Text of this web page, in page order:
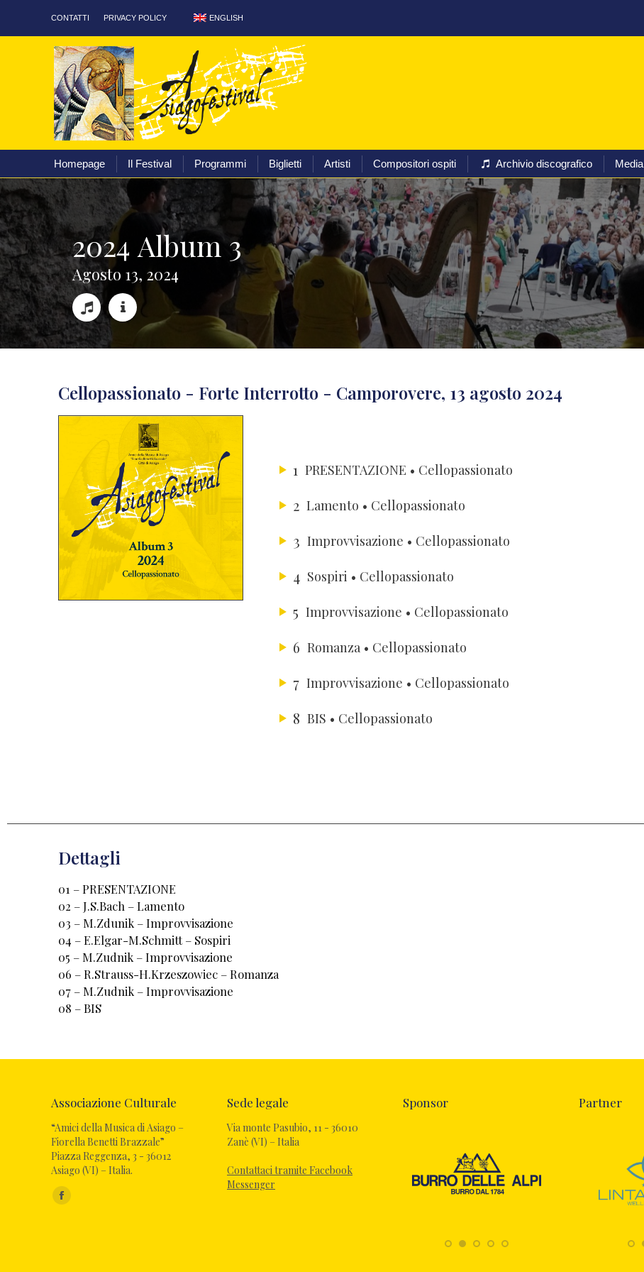
CONTATTI PRIVACY POLICY ENGLISH
Homepage Il Festival Programmi Biglietti Artisti Compositori ospiti Archivio discografico Media
2024 Album 3
Agosto 13, 2024
Cellopassionato - Forte Interrotto - Camporovere, 13 agosto 2024
1 PRESENTAZIONE • Cellopassionato
2 Lamento • Cellopassionato
3 Improvvisazione • Cellopassionato
4 Sospiri • Cellopassionato
5 Improvvisazione • Cellopassionato
6 Romanza • Cellopassionato
7 Improvvisazione • Cellopassionato
8 BIS • Cellopassionato
Dettagli
01 – PRESENTAZIONE
02 – J.S.Bach – Lamento
03 – M.Zdunik – Improvvisazione
04 – E.Elgar-M.Schmitt – Sospiri
05 – M.Zudnik – Improvvisazione
06 – R.Strauss-H.Krzeszowiec – Romanza
07 – M.Zudnik – Improvvisazione
08 – BIS
Associazione Culturale
“Amici della Musica di Asiago –
Fiorella Benetti Brazzale”
Piazza Reggenza, 3 - 36012
Asiago (VI) – Italia.
Ci puoi trovare su:
Sede legale
Via monte Pasubio, 11 - 36010
Zanè (VI) – Italia
Contattaci tramite Facebook
Messenger
Sponsor Partner
Homepage